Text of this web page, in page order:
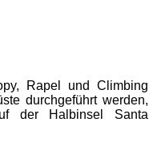
Rapel und Climbing
durchgeführt werden,
der Halbinsel Santa